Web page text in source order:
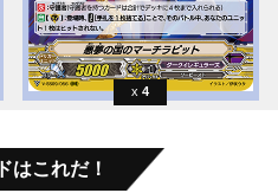
4
はこれだ！